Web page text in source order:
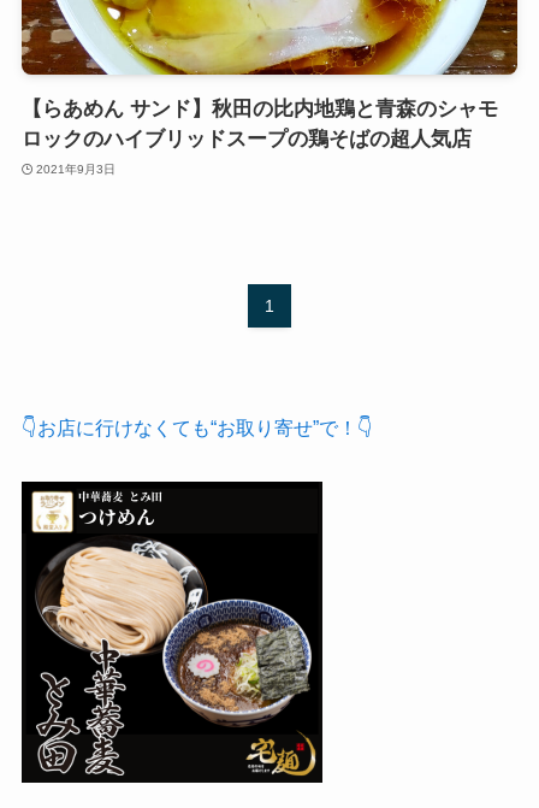
【らあめん サンド】秋田の比内地鶏と青森のシャモ
ロックのハイブリッドスープの鶏そばの超人気店
2021年9月3日
1
👇お店に行けなくても“お取り寄せ”で！👇